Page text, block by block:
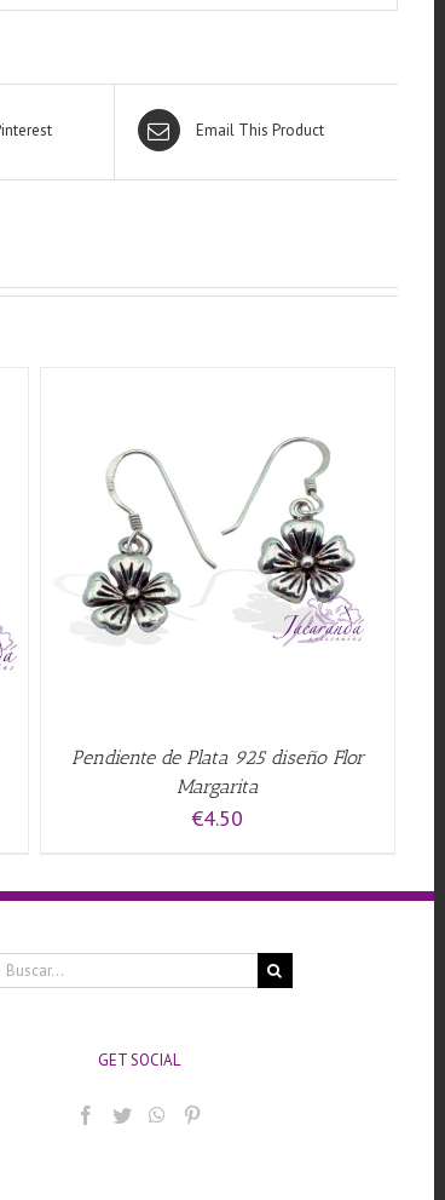
Email This Product
Pendiente de Plata 925 diseño Flor
Margarita
€4.50
GET SOCIAL